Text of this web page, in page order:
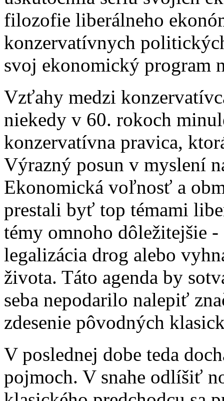
filozofie liberálneho
konzervatívnych
svoj ekonomický program
Vzťahy medzi
niekedy v 60. rokoch
konzervatívna pravica,
Výrazný posun v myslení
Ekonomická voľnosť a
prestali byť top témami
témy omnoho dôležitejšie
legalizácia drog alebo
života. Táto agenda by
seba nepodarilo nalepiť
zdesenie pôvodných
V poslednej dobe teda
pojmoch. V snahe odlíšiť